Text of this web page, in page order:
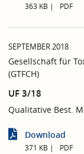
363 KB PDF
SEPTEMBER 2018
Gesellschaft für
(GTFCH)
UF 3/18
Qualitative Best.
Download
371 KB PDF